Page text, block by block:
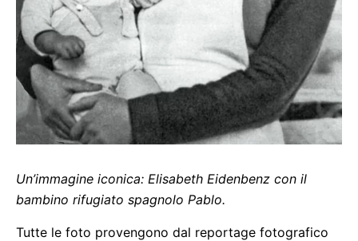
Un’immagine iconica: Elisabeth Eidenbenz con il
bambino rifugiato spagnolo Pablo.
Tutte le foto provengono dal reportage fotografico